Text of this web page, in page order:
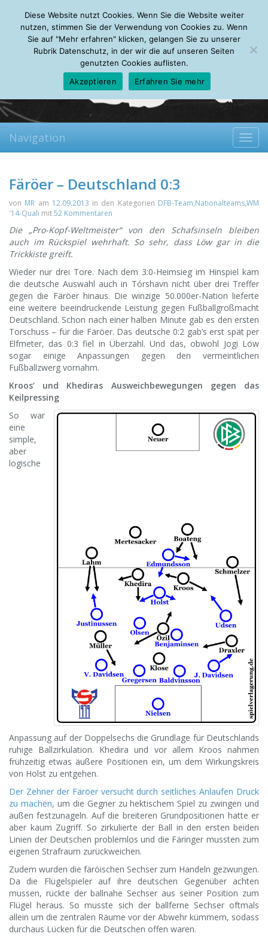
Thursday, 06.08.2026
Mein Account
About Autoren Leseempfehlungen FAQ
Navigation
Färöer – Deutschland 0:3
von MR am 12.09.2013 in den Kategorien DFB-Team,Nationalteams,WM
'14-Quali mit52 Kommentaren
Die „Pro-Kopf-Weltmeister“ von den Schafsinseln bleiben
auch im Rückspiel wehrhaft. So sehr, dass Löw gar in die
Trickkiste greift.
Wieder nur drei Tore. Nach dem 3:0-Heimsieg im Hinspiel kam
die deutsche Auswahl auch in Tórshavn nicht über drei Treffer
gegen die Färöer hinaus. Die winzige 50.000er-Nation lieferte
eine weitere beeindruckende Leistung gegen Fußballgroßmacht
Deutschland. Schon nach einer halben Minute gab es den ersten
Torschuss – für die Färöer. Das deutsche 0:2 gab’s erst spät per
Elfmeter, das 0:3 fiel in Überzahl. Und das, obwohl Jogi Löw
sogar einige Anpassungen gegen den vermeintlichen
Fußballzwerg vornahm.
Kroos‘ und Khediras Ausweichbewegungen gegen das
Keilpressing
So war
eine
simple,
aber
logische
Anpassung auf der Doppelsechs die Grundlage für Deutschlands
ruhige Ballzirkulation. Khedira und vor allem Kroos nahmen
frühzeitig etwas äußere Positionen ein, um dem Wirkungskreis
von Holst zu entgehen.
Der Zehner der Färöer versucht durch seitliches Anlaufen Druck
zu machen, um die Gegner zu hektischem Spiel zu zwingen und
außen festzunageln. Auf die breiteren Grundpositionen hatte er
aber kaum Zugriff. So zirkulierte der Ball in den ersten beiden
Linien der Deutschen problemlos und die Färinger mussten zum
eigenen Strafraum zurückweichen.
Zudem wurden die färöischen Sechser zum Handeln gezwungen.
Da die Flügelspieler auf ihre deutschen Gegenüber achten
mussen, rückte der ballnahe Sechser aus seiner Position zum
Flügel heraus. So musste sich der ballferne Sechser oftmals
allein um die zentralen Räume vor der Abwehr kümmern, sodass
durchaus Lücken für die Deutschen offen waren.
Diese Website nutzt Cookies. Wenn Sie die Website weiter
nutzen, stimmen Sie der Verwendung von Cookies zu. Wenn
Sie auf "Mehr erfahren" klicken, gelangen Sie zu unserer
Rubrik Datenschutz, in der wir die auf unseren Seiten
genutzten Cookies auflisten.
Akzeptieren
Erfahren Sie mehr